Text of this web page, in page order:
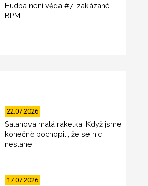
Hudba není věda #7: zakázané
BPM
22.07.2026
Satanova malá raketka: Když jsme
konečně pochopili, že se nic
nestane
17.07.2026